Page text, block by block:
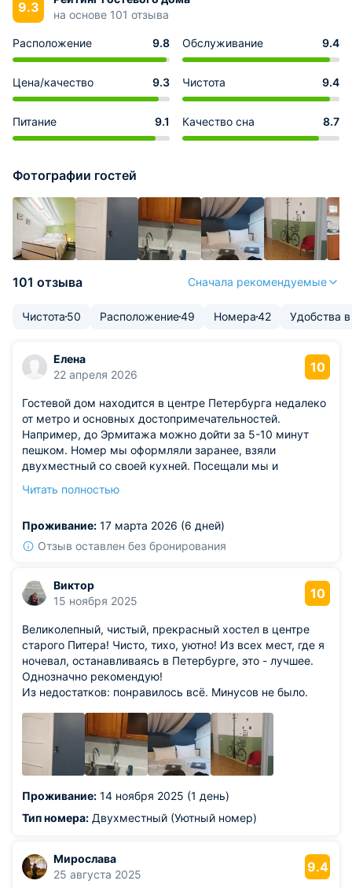
9.3
на основе 101 отзыва
Расположение 9.8 Обслуживание 9.4
Цена/качество 9.3 Чистота 9.4
Питание 9.1 Качество сна 8.7
Фотографии гостей
101 отзыва Сначала рекомендуемые
Чистота 50 Расположение49 Номера42 Удобства
Елена
22 апреля 2026
10
Гостевой дом находится в центре Петербурга недалеко
от метро и основных достопримечательностей.
Например, до Эрмитажа можно дойти за 5-10 минут
пешком. Номер мы оформляли заранее, взяли
двухместный со своей кухней. Посещали мы и
немало готовили и на кухне. Такая функциональность
столовых приборов. Единственный недостаток -
отсутствие собственного санузла.
Читать полностью
Проживание: 17 марта 2026 (6 дней)
Отзыв оставлен без бронирования
Виктор
15 ноября 2025
10
Великолепный, чистый, прекрасный хостел в центре
старого Питера! Чисто, тихо, уютно! Из всех мест, где я
ночевал, останавливаясь в Петербурге, это - лучшее.
Однозначно рекомендую!
Из недостатков: понравилось всё. Минусов не было.
Проживание: 14 ноября 2025 (1 день)
Тип номера: Двухместный (Уютный номер)
Мирослава
25 августа 2025
9.4